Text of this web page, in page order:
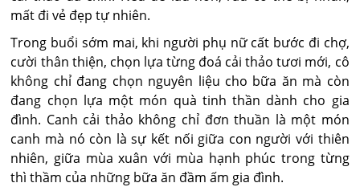
mất đi vẻ đẹp tự nhiên.
Trong buổi sớm mai, khi người phụ nữ cất bước đi chợ,
cười thân thiện, chọn lựa từng đoá cải thảo tươi mới, cô
không chỉ đang chọn nguyên liệu cho bữa ăn mà còn
đang chọn lựa một món quà tinh thần dành cho gia
đình. Canh cải thảo không chỉ đơn thuần là một món
canh mà nó còn là sự kết nối giữa con người với thiên
nhiên, giữa mùa xuân với mùa hạnh phúc trong từng
thì thầm của những bữa ăn đầm ấm gia đình.